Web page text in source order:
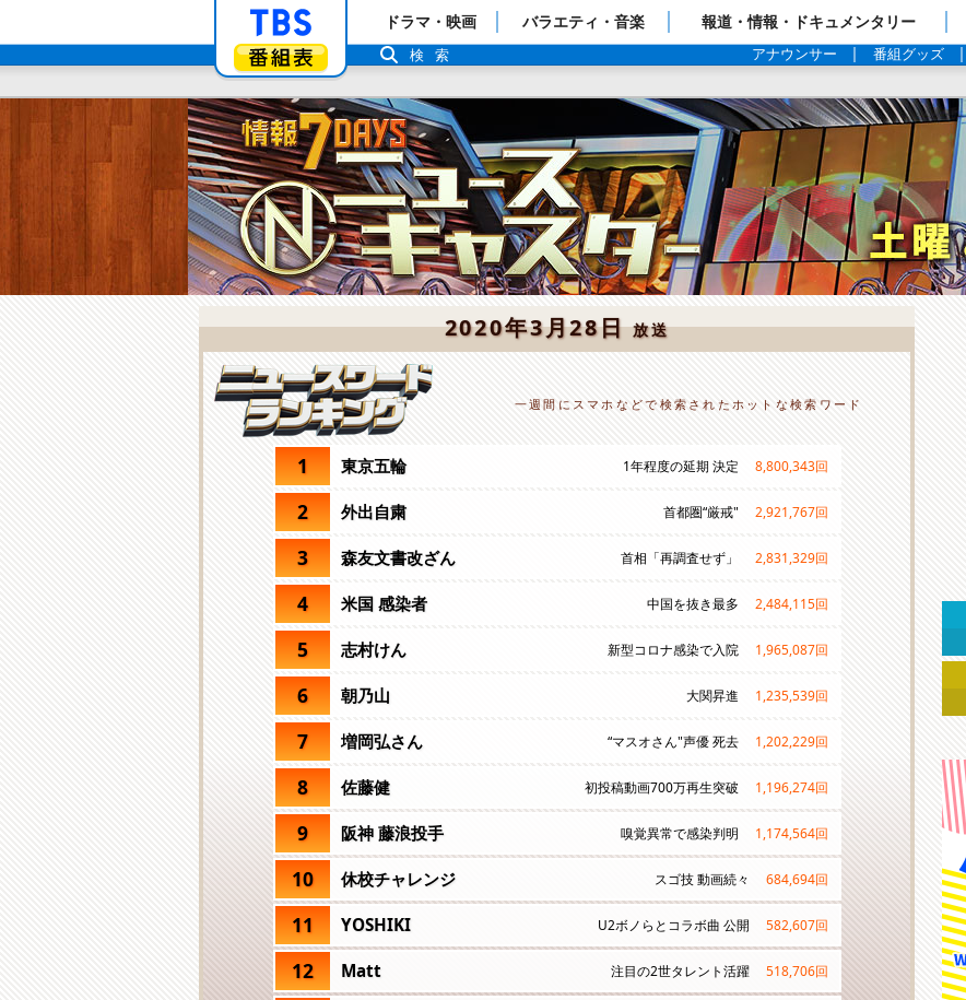
「TBSテレビ」トップページ
番組表
ドラマ・映画 バラエティ・音楽 報道・情報・ドキュメンタリー
アナウンサー 番組グッズ
検索
2020年3月28日放送
一週間にスマホなどで検索されたホットな検索ワード
1 東京五輪 1年程度の延期 決定 8,800,343回
2 外出自粛 首都圏“厳戒" 2,921,767回
3 森友文書改ざん 首相「再調査せず」 2,831,329回
4 米国 感染者 中国を抜き最多 2,484,115回
5 志村けん 新型コロナ感染で入院 1,965,087回
6 朝乃山 大関昇進 1,235,539回
7 増岡弘さん “マスオさん"声優 死去 1,202,229回
8 佐藤健 初投稿動画700万再生突破 1,196,274回
9 阪神 藤浪投手 嗅覚異常で感染判明 1,174,564回
10 休校チャレンジ スゴ技 動画続々 684,694回
11 YOSHIKI U2ボノらとコラボ曲 公開 582,607回
12 Matt 注目の2世タレント活躍 518,706回